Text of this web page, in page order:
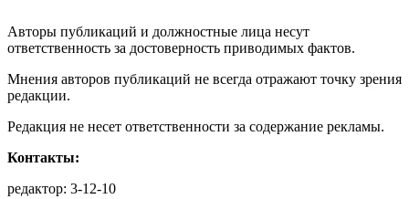
Авторы публикаций и должностные лица несут
ответственность за достоверность приводимых фактов.
Мнения авторов публикаций не всегда отражают точку зрения
редакции.
Редакция не несет ответственности за содержание рекламы.
Контакты:
редактор: 3-12-10